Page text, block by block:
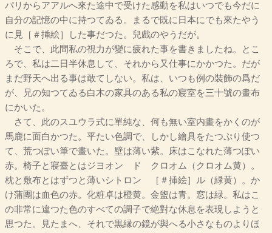
パリからアアルへ來た途中で受けた感動を私はいつでも今だに
自分の記憶の中に持つてゐる。まるで既に日本にでも來たやう
に見［＃挿絵］した事だつた。兒戲のやうだが。
そこで、此間私の視力が變に疲れた事を書きましたね。とこ
ろで、私は二日半休息して、それから又仕事にかかつた。だが
まだ野天へ出る事は敢てしない。私は、いつも例の裝飾の爲だ
が、兄の知つてゐる白木の家具のある私の寢室を三十號の畫布
にかいた。
さて、此のスユウラ式に單純な、何も無い室内畫をかくのが
馬鹿に面白かつた。平たい色調で、しかし繪具をたつぷり使つ
て、荒つぽい筆で畫いた。壁は薄い紫。床はこなれた薄つぽい
赤。椅子と寢臺とはジヨオン ド クロオム（クロオム黄）。
枕と敷布とはずつと薄いシトロン ［＃挿絵］ル（緑黄）。か
け蒲團は血色の赤。化粧卓は橙黄。金盥は青。窓は緑。私はこ
の非常に違つた色のすべての調子で絶對な休息を表現しようと
思つた。見たまへ、それで黒縁の鏡が與へる小さなものよりほ